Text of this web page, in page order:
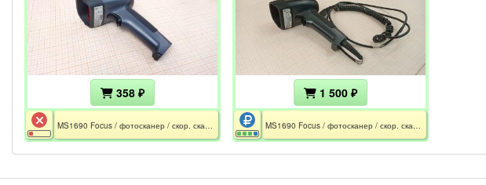
358 ₽
MS1690 Focus / фотосканер / скор. скан. - 1650 / 230мм / 241мм / CE / Без подставки и кабелоя / Не включается
1 500 ₽
MS1690 Focus / фотосканер / скор. скан. - 1650 / 230мм / 241мм / CE / Повреждена оболочка кабеля / Без подставки